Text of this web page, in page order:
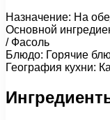
Назначение: На
Основной
/ Фасоль
Блюдо: Горячие
География кухни: